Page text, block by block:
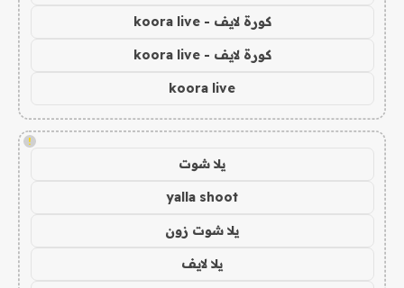
كورة لايف - koora live
كورة لايف - koora live
koora live
!
يلا شوت
yalla shoot
يلا شوت زون
يلا لايف